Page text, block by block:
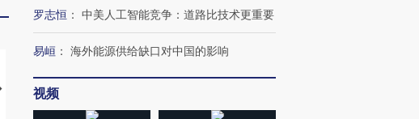
马航飞行员跨国走私7万
粒摇头丸 尿检体内含3种
罗志恒 ： 中美人工智能竞争：道路比技术更重要
易峘 ： 海外能源供给缺口对中国的影响
视频